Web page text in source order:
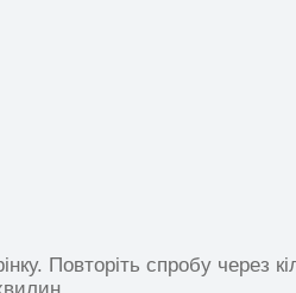
Повторіть спробу через